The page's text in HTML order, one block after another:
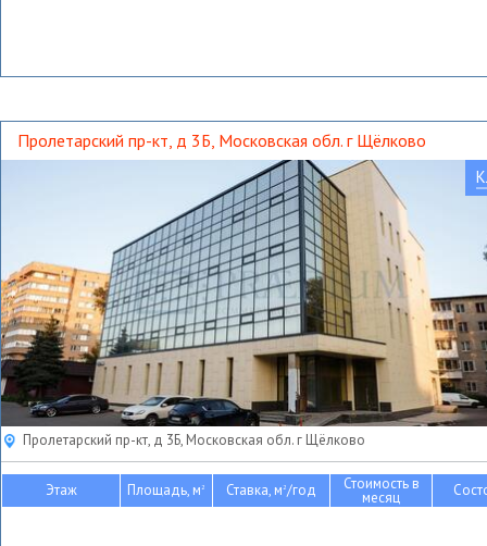
Пролетарский пр-кт, д 3Б, Московская обл. г Щёлково
Пролетарский пр-кт, д 3Б, Московская обл. г Щёлково
Этаж Площадь, м2 Ставка, м2/год Стоимость в
месяц